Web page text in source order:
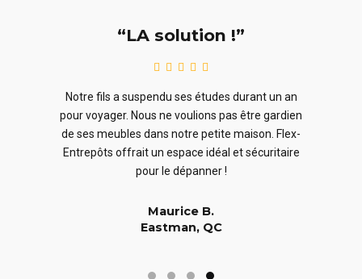
“LA solution !”
Notre fils a suspendu ses études durant un an
pour voyager. Nous ne voulions pas être gardien
de ses meubles dans notre petite maison. Flex-
Entrepôts offrait un espace idéal et sécuritaire
pour le dépanner !
Maurice B.
Eastman, QC